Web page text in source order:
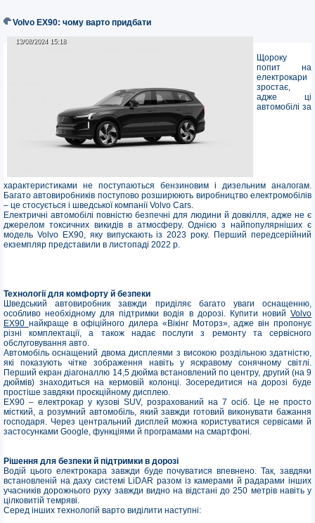
Volvo EX90: чому варто придбати
13/08/2024 15:18
13/08/2024 15:18
Щороку
попит на
електрокари
зростає,
адже ці
автомобілі за
характеристиками не поступаються бензиновим і дизельним аналогам.
Багато автовиробників поступово розширюють виробництво електромобілів
– це стосується і шведської компанії Volvo Cars.
Електричні автомобілі повністю безпечні для людини й довкілля, адже не є
джерелом токсичних викидів в атмосферу. Однією з найпопулярніших є
модель Volvo EX90, яку випускають із 2023 року. Перший передсерійний
екземпляр представили в листопаді 2022 р.
Технології для комфорту й безпеки
Шведський автовиробник завжди приділяє багато уваги оснащенню,
особливо необхідному для підтримки водія в дорозі. Купити новий Volvo
EX90 найкраще в офіційного дилера «Вікінг Моторз», адже він пропонує
різні комплектації, а також надає послуги з ремонту та сервісного
обслуговування авто.
Автомобіль оснащений двома дисплеями з високою роздільною здатністю,
які показують чітке зображення навіть у яскравому сонячному світлі.
Перший екран діагоналлю 14,5 дюйма встановлений по центру, другий (на 9
дюймів) знаходиться на кермовій колонці. Зосередитися на дорозі буде
простіше завдяки проєкційному дисплею.
EX90 – електрокар у кузові SUV, розрахований на 7 осіб. Це не просто
місткий, а розумний автомобіль, який завжди готовий виконувати бажання
господаря. Через центральний дисплей можна користуватися сервісами й
застосунками Google, функціями й програмами на смартфоні.
Рішення для безпеки й підтримки в дорозі
Водій цього електрокара завжди буде почуватися впевнено. Так, завдяки
встановленій на даху системі LiDAR разом із камерами й радарами інших
учасників дорожнього руху завжди видно на відстані до 250 метрів навіть у
цілковитій темряві.
Серед інших технологій варто виділити наступні: